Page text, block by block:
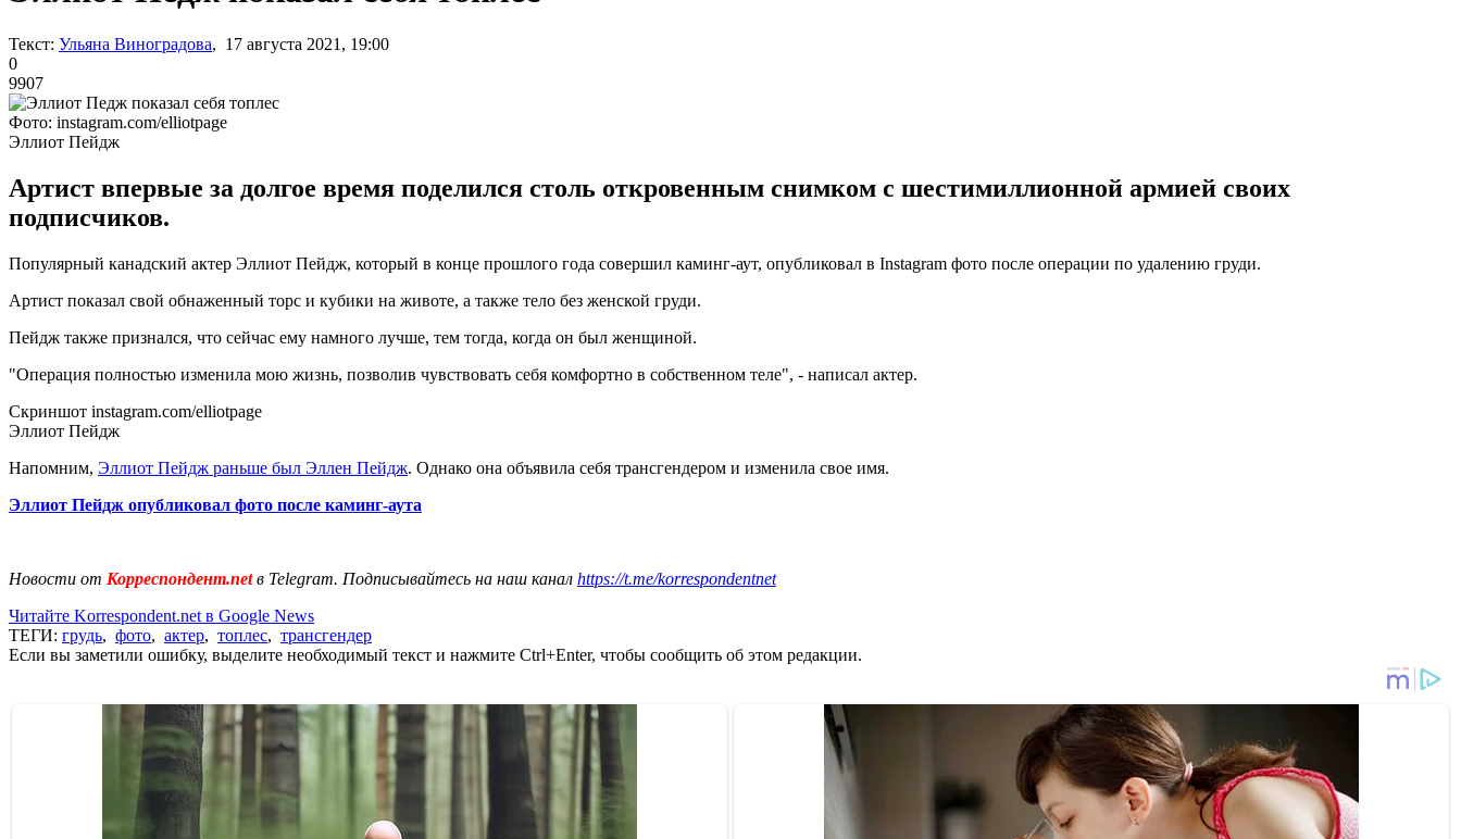
Текст: Ульяна Виноградова, 17 августа 2021, 19:00
0
9907
Фото: іnstagram.com/elliotpage
Эллиот Пейдж
Артист впервые за долгое время поделился столь откровенным снимком с шестимиллионной армией своих
подписчиков.
Популярный канадский актер Эллиот Пейдж, который в конце прошлого года совершил каминг-аут, опубликовал в Instagram фото после операции по удалению груди.
Артист показал свой обнаженный торс и кубики на животе, а также тело без женской груди.
Пейдж также признался, что сейчас ему намного лучше, тем тогда, когда он был женщиной.
"Операция полностью изменила мою жизнь, позволив чувствовать себя комфортно в собственном теле", - написал актер.
Скриншот іnstagram.com/elliotpage
Эллиот Пейдж
Напомним, Эллиот Пейдж раньше был Эллен Пейдж. Однако она объявила себя трансгендером и изменила свое имя.
Эллиот Пейдж опубликовал фото после каминг-аута
Новости от Корреспондент.netв Telegram. Подписывайтесь на наш канал https://t.me/korrespondentnet
Читайте Korrespondent.net в Google News
ТЕГИ: грудь, фото, актер, топлес, трансгендер
Если вы заметили ошибку, выделите необходимый текст и нажмите Ctrl+Enter, чтобы сообщить об этом редакции.